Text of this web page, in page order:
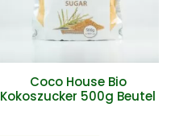
Coco House Bio
Kokoszucker 500g Beutel